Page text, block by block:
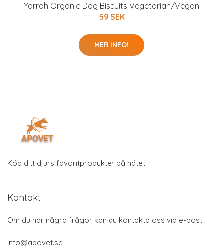
Yarrah Organic Dog Biscuits Vegetarian/Vegan
59 SEK
MER INFO!
Köp ditt djurs favoritprodukter på nätet
Kontakt
Om du har några frågor kan du kontakta oss via e-post:
info@apovet.se